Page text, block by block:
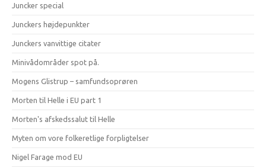
Juncker special
Junckers højdepunkter
Junckers vanvittige citater
Minivådområder spot på.
Mogens Glistrup – samfundsoprøren
Morten til Helle i EU part 1
Morten's afskedssalut til Helle
Myten om vore folkeretlige forpligtelser
Nigel Farage mod EU